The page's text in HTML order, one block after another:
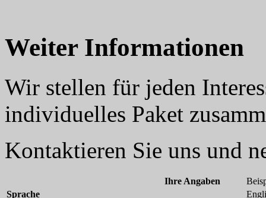
Weiter Informationen
Wir stellen für jeden
individuelles Paket
Kontaktieren Sie uns und
Ihre Angaben
Sprache